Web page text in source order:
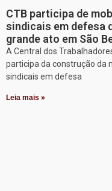
CTB participa de
sindicais em defesa
grande ato em São
A Central dos
participa da construção da
sindicais em defesa
Leia mais »